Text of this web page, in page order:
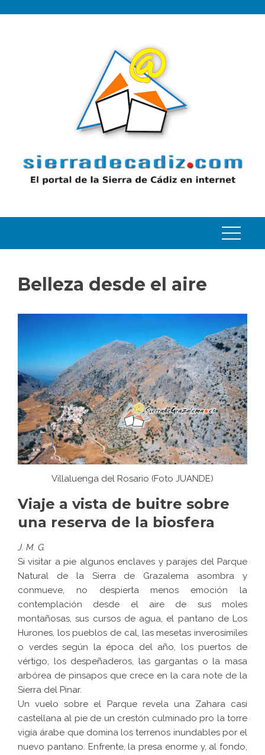
Belleza desde el aire
Villaluenga del Rosario (Foto JUANDE)
Viaje a vista de buitre sobre
una reserva de la biosfera
J. M. G.
Si visitar a pie algunos enclaves y parajes del Parque
Natural de la Sierra de Grazalema asombra y
conmueve, no despierta menos emoción la
contemplación desde el aire de sus moles
montañosas, sus cursos de agua, el pantano de Los
Hurones, los pueblos de cal, las mesetas inverosímiles
o verdes según la época del año, los puertos de
vértigo, los despeñaderos, las gargantas o la masa
arbórea de pinsapos que crece en la cara note de la
Sierra del Pinar.
Un vuelo sobre el Parque revela una Zahara casi
castellana al pie de un crestón culminado pro la torre
vigía árabe que domina los terrenos inundables por el
nuevo pantano. Enfrente, la presa enorme y, al fondo,